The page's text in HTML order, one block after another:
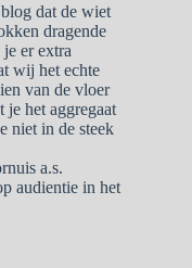
dat de wiet
dragende
er extra
wij het echte
van de vloer
je het aggregaat
niet in de steek
a.s.
audientie in het